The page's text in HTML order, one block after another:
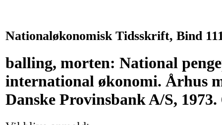
Nationaløkonomisk Tidsskrift, Bind
balling, morten: National
international økonomi. Århus
Danske Provinsbank A/S, 1973.